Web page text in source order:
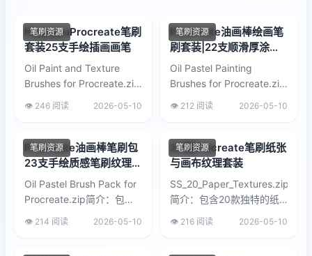
笔刷资源
HappyyuProcreate笔刷
套装25支手绘插画画笔
Oil Paint and Texture
Brushes for Procreate.zip
简介：包含25支Procreate
👁️ 246 阅读 2026-05-10
笔刷资源
Procreate油画棒绘画笔
刷套装|22支顺滑厚涂笔
刷与纹理画布
Oil Pastel Painting
Brushes for Procreate.zip
简介：这套Procreate油画
👁️ 212 阅读 2026-05-10
笔刷资源
Procreate油画棒笔刷包
23支手绘质感笔刷纹理纸
张素材
Oil Pastel Brush Pack for
Procreate.zip简介：包含
23支Procreate油画棒笔
👁️ 214 阅读 2026-05-10
笔刷资源
20张Procreate笔刷纸张
与画布纹理套装
SS_20_Paper_Textures.zip
简介：包含20款独特的纸
张和画布纹理，专为
👁️ 216 阅读 2026-05-10